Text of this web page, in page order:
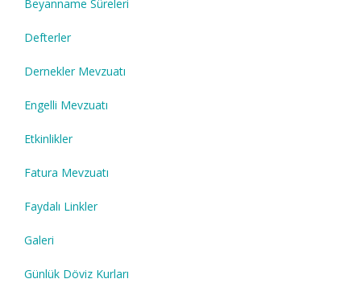
Beyanname Süreleri
Defterler
Dernekler Mevzuatı
Engelli Mevzuatı
Etkinlikler
Fatura Mevzuatı
Faydalı Linkler
Galeri
Günlük Döviz Kurları